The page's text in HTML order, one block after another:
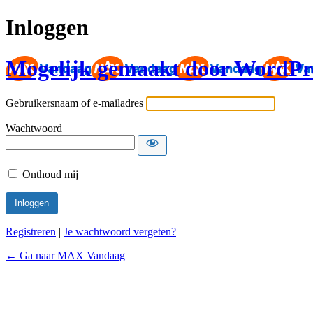
Inloggen
Mogelijk gemaakt door
Gebruikersnaam of e-mailadres
Wachtwoord
Onthoud mij
Registreren | Je wachtwoord vergeten?
← Ga naar MAX Vandaag